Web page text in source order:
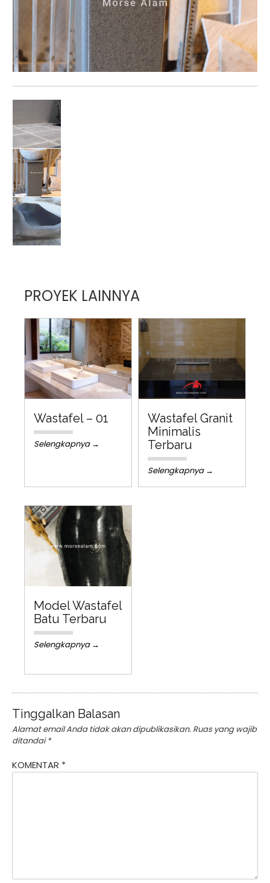
PROYEK LAINNYA
Wastafel – 01
Selengkapnya →
Wastafel Granit
Minimalis
Terbaru
Selengkapnya →
Model Wastafel
Batu Terbaru
Selengkapnya →
Tinggalkan Balasan
Alamat email Anda tidak akan dipublikasikan. Ruas yang wajib
ditandai*
KOMENTAR *